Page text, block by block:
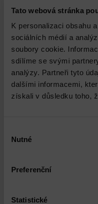
Tato webová stránka
K personalizaci obsahu
sociálních médií a
soubory cookie.
sdílíme se svými
analýzy. Partneři tyto
dalšími informacemi,
získali v důsledku toho,
souhlasu
Nutné
Preferenční
Statistické
Pokročilá správa a
Identifikace a
Diagnostika a
Varianty
on-site v učebně
– Pankrác
on-line
platforem
Kurz je veden lektorem s
Ke stažení